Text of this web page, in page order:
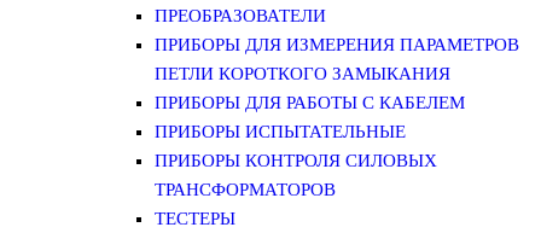
ПРЕОБРАЗОВАТЕЛИ
ПРИБОРЫ ДЛЯ ИЗМЕРЕНИЯ ПАРАМЕТРОВ
ПЕТЛИ КОРОТКОГО ЗАМЫКАНИЯ
ПРИБОРЫ ДЛЯ РАБОТЫ С КАБЕЛЕМ
ПРИБОРЫ ИСПЫТАТЕЛЬНЫЕ
ПРИБОРЫ КОНТРОЛЯ СИЛОВЫХ
ТРАНСФОРМАТОРОВ
ТЕСТЕРЫ